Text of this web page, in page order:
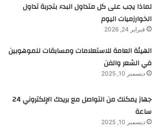
لماذا يجب على كل متداول البدء بتجربة تداول
الخوارزميات اليوم
فبراير 24, 2026
الهيئة العامة للاستعلامات ومسابقات للموهوبين
في الشعر والفن
ديسمبر 10, 2025
جهاز يمكنك من التواصل مع بريدك الإلكتروني 24
ساعة
ديسمبر 10, 2025